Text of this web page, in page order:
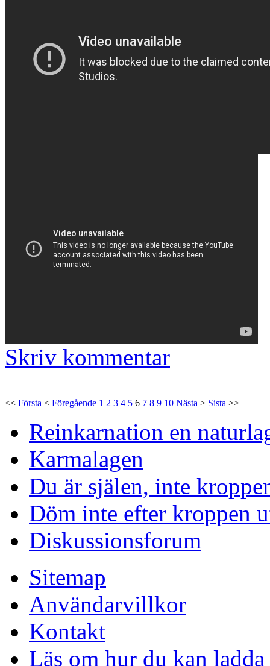
Skriv kommentar
<< Första < Föregående 1 2 3 4 5 6 7 8 9 10 Nästa > Sista >>
Reinkarnation en
Karmalagen
Du är själen, inte
Döm inte efter kroppen
Diskussionsforum
Sitemap
Användarvillkor
Kontakt
Läs om hur du kan